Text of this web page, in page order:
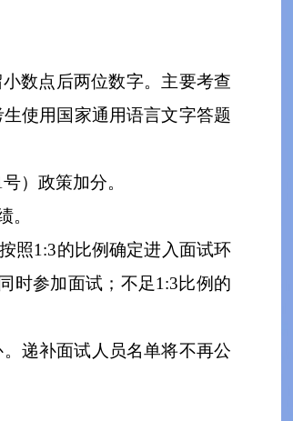
数点后两位数字。 主要考查
使用国家通用语言文字答题
号）政策加分。
。
照1:3的比例确定进入面试环
时参加面试； 不足1:3比例的
递补面试人员名单将不再公